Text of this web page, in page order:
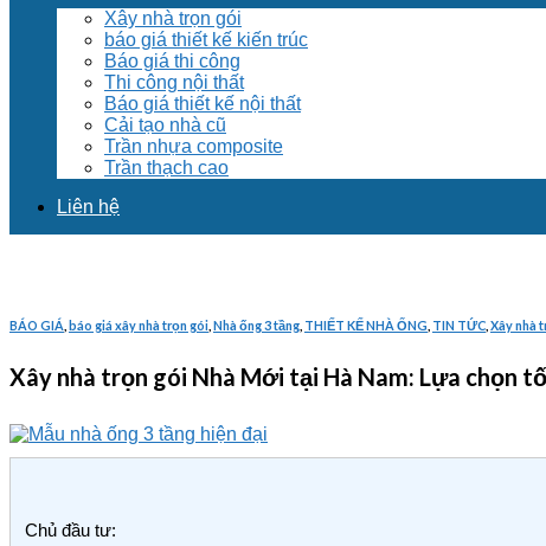
Xây nhà trọn gói
báo giá thiết kế kiến trúc
Báo giá thi công
Thi công nội thất
Báo giá thiết kế nội thất
Cải tạo nhà cũ
Trần nhựa composite
Trần thạch cao
Liên hệ
BÁO GIÁ báo giá xây nhà trọn gói Nhà ống 3 tầng THIẾT KẾ NHÀ ỐNG TIN TỨC Xây nhà
Xây nhà trọn gói Nhà Mới tại Hà Nam: Lựa chọn
Chủ đầu tư: